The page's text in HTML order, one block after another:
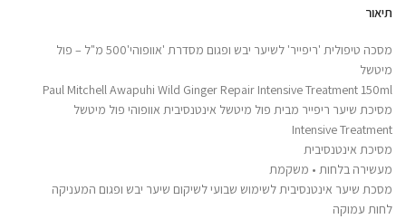
תיאור
מסכה טיפולית 'ריפייר' לשיער יבש ופגום מסדרת 'אוופוהי'500 מ"ל – פול
מיטשל
Paul Mitchell Awapuhi Wild Ginger Repair Intensive Treatment 150ml
מסיכת שיער ריפייר מבית פול מיטשל אינטנסיבית אוופוהי פול מיטשל
Intensive Treatment
מסיכת אינטנסיבית
מעשירה בלחות • משקמת
מסכת שיער אינטנסיבית לשימוש שבועי לשיקום שיער יבש ופגום המעניקה
לחות עמוקה